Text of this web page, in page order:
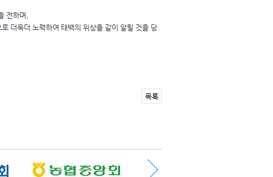
전하며,
더욱더 노력하여 태백의 위상을 같이 알릴 것을 당
목록